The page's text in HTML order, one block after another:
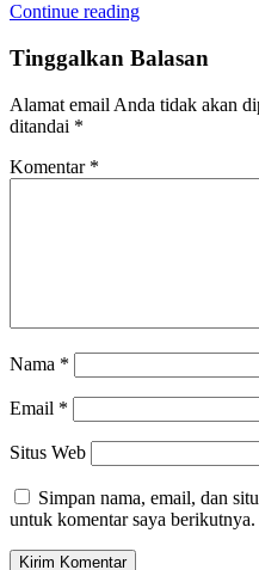
Continue reading
Tinggalkan Balasan
Alamat email Anda tidak akan
ditandai *
Komentar *
Nama *
Email *
Situs Web
Simpan nama, email, dan
untuk komentar saya berikutnya.